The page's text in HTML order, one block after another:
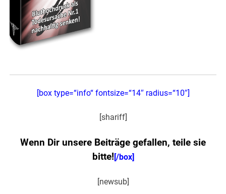
[box type=“info“ fontsize=“14″ radius=“10″]
[shariff]
Wenn Dir unsere Beiträge gefallen, teile sie
bitte! [/box]
[newsub]